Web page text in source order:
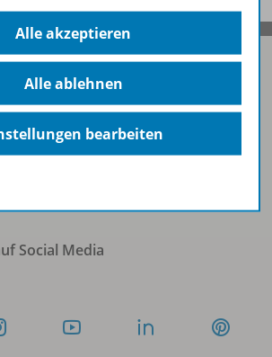
Social Media
Alle akzeptieren
Alle ablehnen
bearbeiten